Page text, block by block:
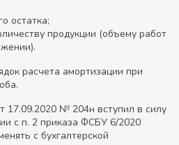
остатка;
продукции (объему работ
расчета амортизации при
17.09.2020 № 204н вступил в силу
с п. 2 приказа ФСБУ 6/2020
с бухгалтерской